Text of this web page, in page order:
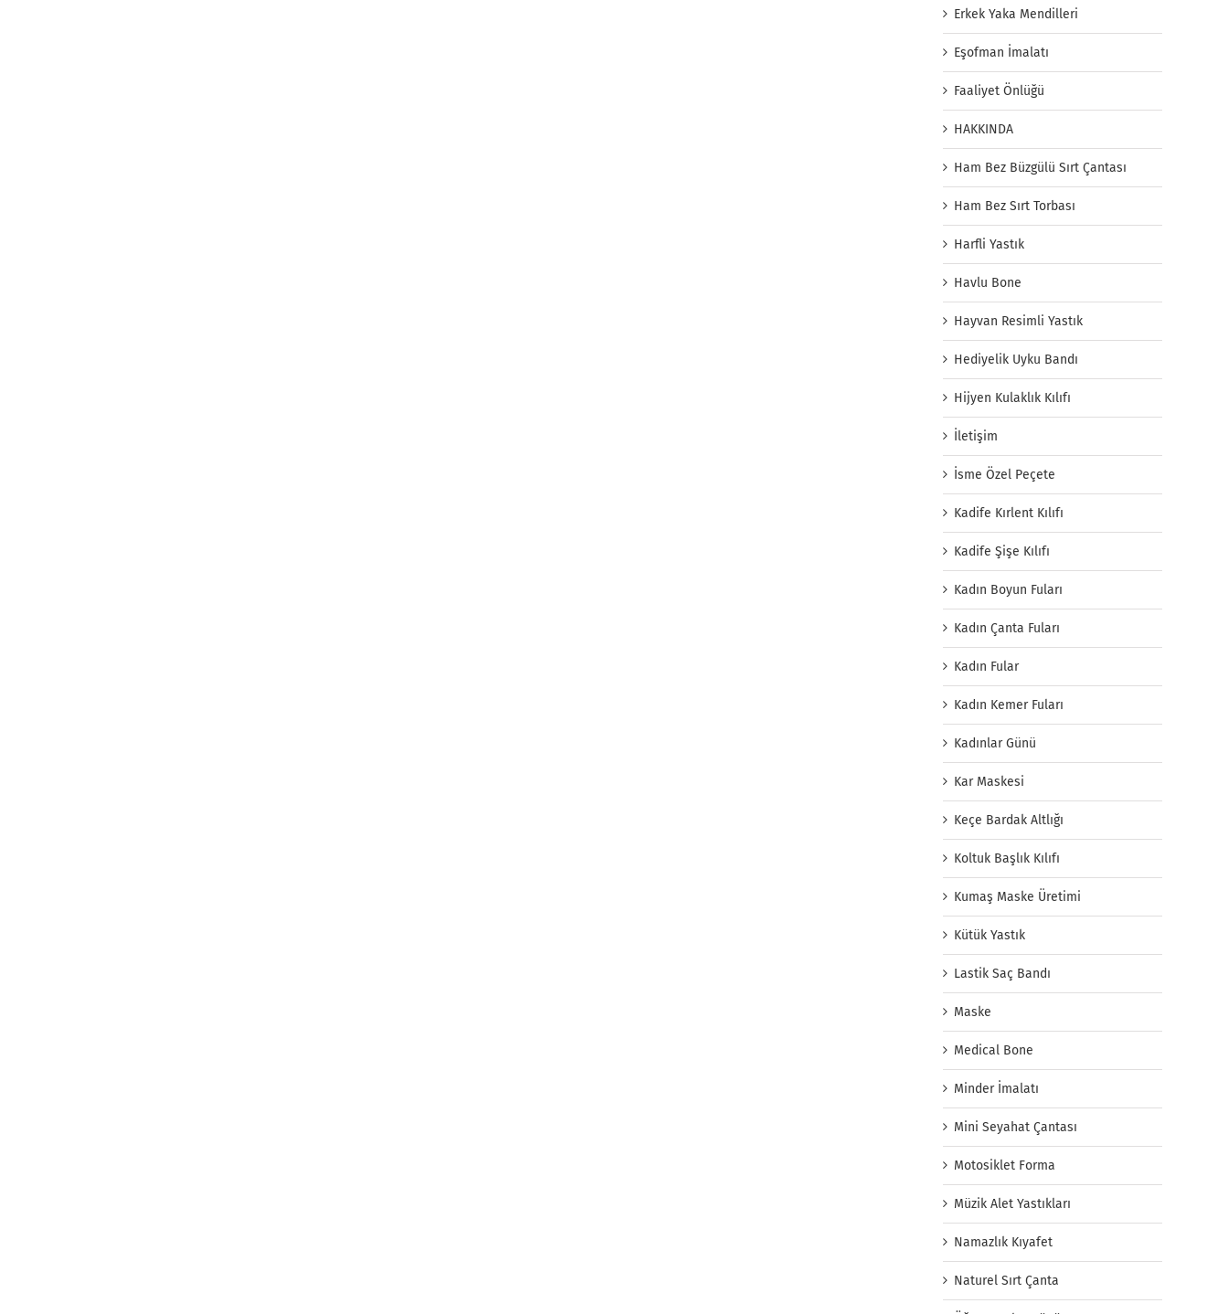
Erkek Yaka Mendilleri
Eşofman İmalatı
Faaliyet Önlüğü
HAKKINDA
Ham Bez Büzgülü Sırt Çantası
Ham Bez Sırt Torbası
Harfli Yastık
Havlu Bone
Hayvan Resimli Yastık
Hediyelik Uyku Bandı
Hijyen Kulaklık Kılıfı
İletişim
İsme Özel Peçete
Kadife Kırlent Kılıfı
Kadife Şişe Kılıfı
Kadın Boyun Fuları
Kadın Çanta Fuları
Kadın Fular
Kadın Kemer Fuları
Kadınlar Günü
Kar Maskesi
Keçe Bardak Altlığı
Koltuk Başlık Kılıfı
Kumaş Maske Üretimi
Kütük Yastık
Lastik Saç Bandı
Maske
Medical Bone
Minder İmalatı
Mini Seyahat Çantası
Motosiklet Forma
Müzik Alet Yastıkları
Namazlık Kıyafet
Naturel Sırt Çanta